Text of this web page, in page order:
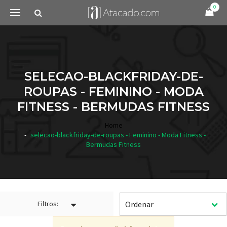
0
SELECAO-BLACKFRIDAY-DE-
ROUPAS - FEMININO - MODA
FITNESS - BERMUDAS FITNESS
Home
selecao-blackfriday-de-roupas - Feminino - Moda Fitness -
Bermudas Fitness
Filtros: